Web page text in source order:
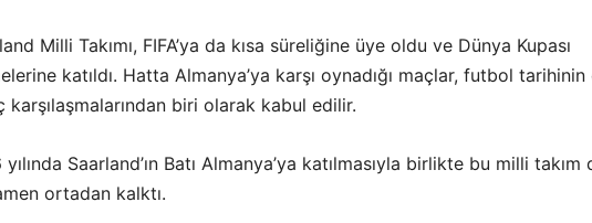
Milli Takımı, FIFA’ya da kısa süreliğine üye oldu ve Dünya Kupası
katıldı. Hatta Almanya’ya karşı oynadığı maçlar, futbol tarihinin
karşılaşmalarından biri olarak kabul edilir.
yılında Saarland’ın Batı Almanya’ya katılmasıyla birlikte bu milli takım
ortadan kalktı.